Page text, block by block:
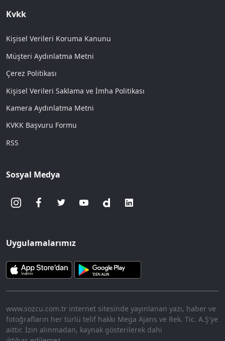
Kvkk
Kişisel Verileri Koruma Kanunu
Müşteri Aydınlatma Metni
Çerez Politikası
Kişisel Verileri Saklama ve İmha Politikası
Kamera Aydınlatma Metni
KVKK Başvuru Formu
RSS
Sosyal Medya
Uygulamalarımız
www.sozcu.com.tr internet sitesinde yayınlanan yazı, haber ve
fotoğrafların her türlü telif hakkı Mega Ajans ve Rek. Tic. A.Ş'ye
aittir. İzin alınmadan, kaynak gösterilerek dahi